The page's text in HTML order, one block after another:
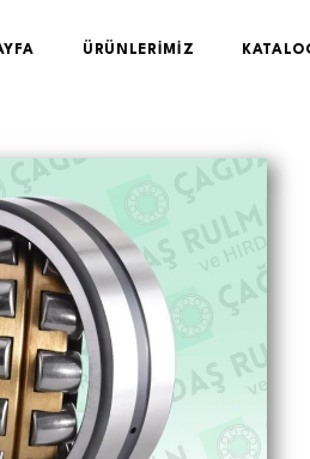
ÜRÜNLERİMİZ